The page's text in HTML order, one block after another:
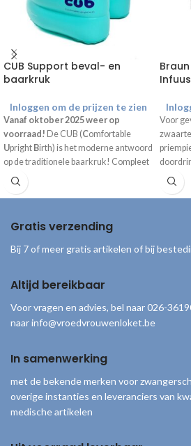
CUB Support beval- en
baarkruk
Inloggen om de prijzen te zien
Vanaf oktober 2025 weer op
voorraad! De CUB (Comfortable
Upright Birth) is het moderne antwoord
op de traditionele baarkruk! Compleet
geleverd inclusief draagtas, handpomp
en gebruiksaanwijzing.
Voor
Gratis verzending
Bij 7 of meer gratis artikelen of bij
Altijd bereikbaar
Voor vragen en advies, bel naar 026-
naar info@vroedvrouwenloket.be
In samenwerking
met de bekende merken voor
overige instanties en leveranciers van
medische artikelen